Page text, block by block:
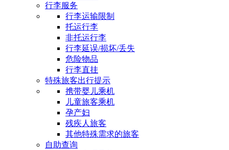
行李服务
行李运输限制
托运行李
非托运行李
行李延误/损坏/丢失
危险物品
行李直挂
特殊旅客出行提示
携带婴儿乘机
儿童旅客乘机
孕产妇
残疾人旅客
其他特殊需求的旅客
自助查询